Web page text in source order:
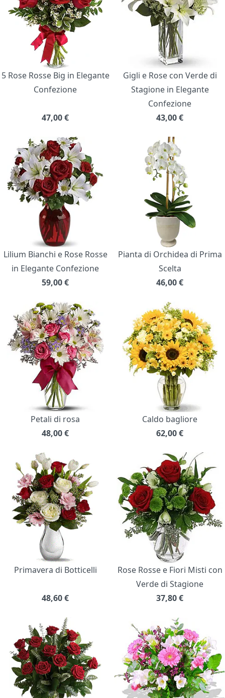
5 Rose Rosse Big in Elegante
Confezione
47,00€
Gigli e Rose con Verde di
Stagione in Elegante
Confezione
43,00€
Lilium Bianchi e Rose Rosse
in Elegante Confezione
59,00€
Pianta di Orchidea di Prima
Scelta
46,00€
Petali di rosa
48,00€
Caldo bagliore
62,00€
Primavera di Botticelli
48,60€
Rose Rosse e Fiori Misti con
Verde di Stagione
37,80€